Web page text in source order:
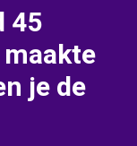
45
je de